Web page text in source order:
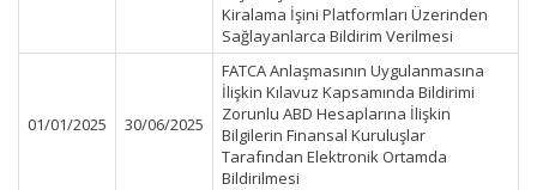
Kiralama İşini Platformları Üzerinden
Sağlayanlarca Bildirim Verilmesi
01/01/2025 30/06/2025
FATCA Anlaşmasının Uygulanmasına
İlişkin Kılavuz Kapsamında Bildirimi
Zorunlu ABD Hesaplarına İlişkin
Bilgilerin Finansal Kuruluşlar
Tarafından Elektronik Ortamda
Bildirilmesi